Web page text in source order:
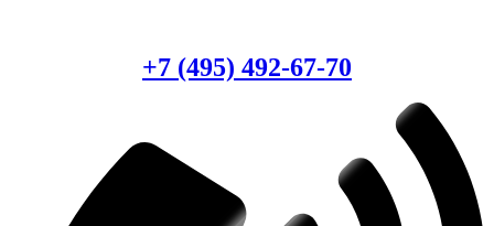
+7 (495) 492-67-70